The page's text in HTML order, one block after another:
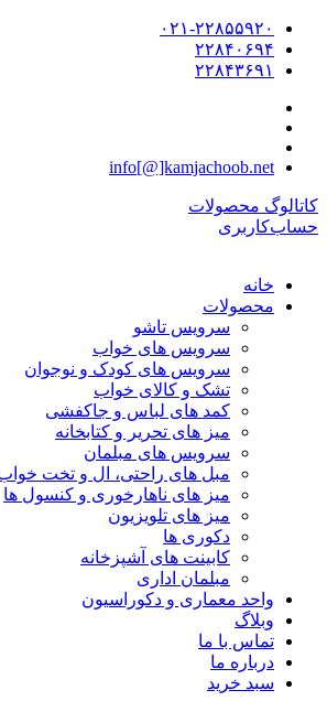
۰۲۱-۲۲۸۵۵۹۲۰
۲۲۸۴۰۶۹۴
۲۲۸۴۳۶۹۱
info[@]kamjachoob.net
کاتالوگ محصولات
حساب‌کاربری
خانه
محصولات
سرویس تاشو
سرویس های خواب
سرویس های کودک و نوجوان
تشک و کالای خواب
کمد های لباس و جاکفشی
میز های تحریر و کتابخانه
سرویس های مبلمان
مبل های راحتی، ال و تخت
میز های ناهارخوری و کنسول ها
میز های تلویزیون
دکوری ها
کابینت های آشپزخانه
مبلمان اداری
واحد معماری و دکوراسیون
وبلاگ
تماس با ما
درباره ما
سبد خرید